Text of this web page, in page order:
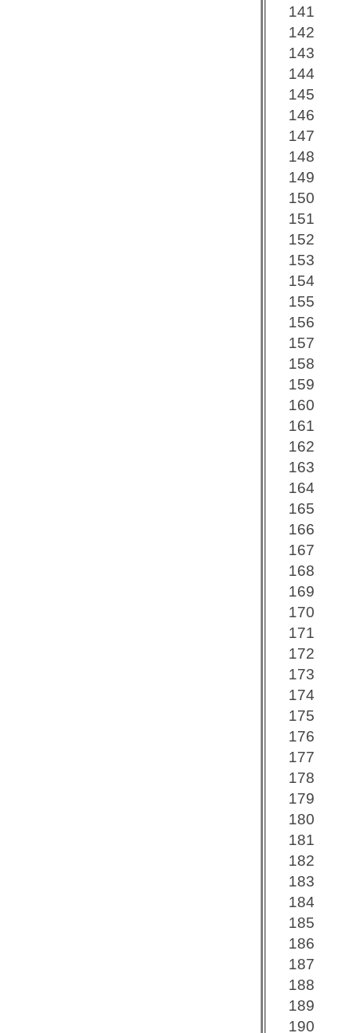
141
142
143
144
145
146
147
148
149
150
151
152
153
154
155
156
157
158
159
160
161
162
163
164
165
166
167
168
169
170
171
172
173
174
175
176
177
178
179
180
181
182
183
184
185
186
187
188
189
190